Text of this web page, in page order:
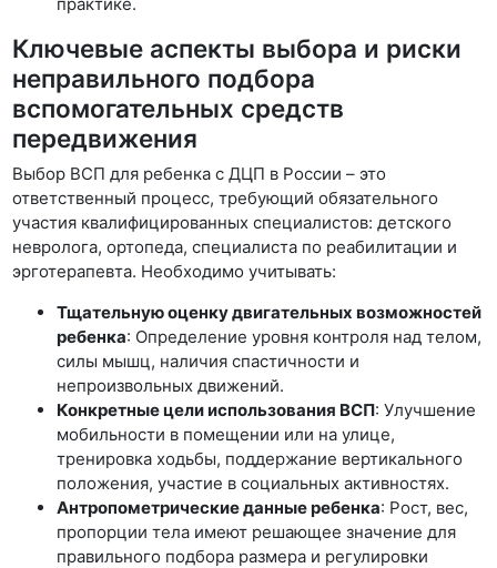
Ключевые аспекты выбора и риски
неправильного подбора
вспомогательных средств
передвижения
Выбор ВСП для ребенка с ДЦП в России – это
ответственный процесс, требующий обязательного
участия квалифицированных специалистов: детского
невролога, ортопеда, специалиста по реабилитации и
эрготерапевта. Необходимо учитывать:
Тщательную оценку двигательных возможностей
ребенка: Определение уровня контроля над телом,
силы мышц, наличия спастичности и
непроизвольных движений.
Конкретные цели использования ВСП: Улучшение
мобильности в помещении или на улице,
тренировка ходьбы, поддержание вертикального
положения, участие в социальных активностях.
Антропометрические данные ребенка: Рост, вес,
пропорции тела имеют решающее значение для
правильного подбора размера и регулировки